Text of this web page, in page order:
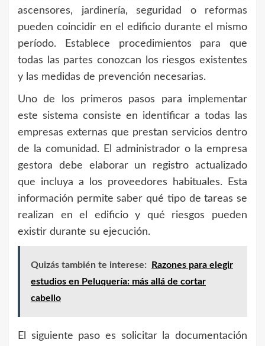
ascensores, jardinería, seguridad o reformas
pueden coincidir en el edificio durante el mismo
período. Establece procedimientos para que
todas las partes conozcan los riesgos existentes
y las medidas de prevención necesarias.
Uno de los primeros pasos para implementar
este sistema consiste en identificar a todas las
empresas externas que prestan servicios dentro
de la comunidad. El administrador o la empresa
gestora debe elaborar un registro actualizado
que incluya a los proveedores habituales. Esta
información permite saber qué tipo de tareas se
realizan en el edificio y qué riesgos pueden
existir durante su ejecución.
Quizás también te interese:
Razones para elegir
estudios en Peluquería: más allá de cortar
cabello
El siguiente paso es solicitar la documentación